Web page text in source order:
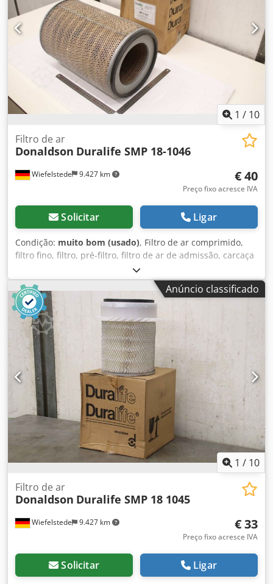
Tensão: 400 V Frequência: 50 Hz Estrutura base: sobre
chassi móvel Equipamento: bocal de aspiração 140 mm;
filtro de ar (categoria C el. conforme); motor assíncrono
(fabricante EMGR)
1 / 10
Wiefelstede 9.427 km
Filtro de ar
Donaldson Duralife SMP 18-1046
€ 40
Preço fixo acresce IVA
Solicitar Ligar
Condição: muito bom (usado), Filtro de ar comprimido,
filtro fino, filtro, pré-filtro, filtro de ar de admissão, carcaça
do filtro de ar, caixa de filtro de ar, filtro de ar para gerador
- Fabricante: Donaldson, filtro de ar modelo Duralife SMP
18-1046 Ovp - Quantidade: 8 filtros de ar disponíveis -
Preço: por unidade - Dimensões: Ø 282 x 420 mm - Peso:
2,9 kg/unid. Dodpfezd Ac Hex Af Eowa
Anúncio classificado
1 / 10
Wiefelstede 9.427 km
Filtro de ar
Donaldson Duralife SMP 18 1045
€ 33
Preço fixo acresce IVA
Solicitar Ligar